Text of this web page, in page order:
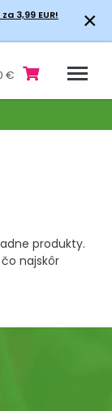
3,99 EUR!
×
€
produkty.
najskôr